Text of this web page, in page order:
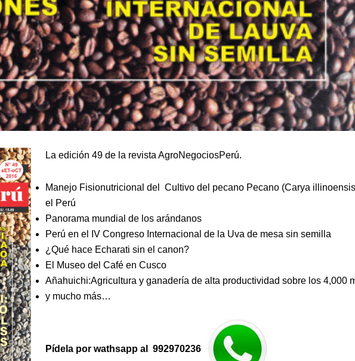
La edición 49 de la revista AgroNegociosPerú.
Manejo Fisionutricional del Cultivo del pecano Pecano (Carya
el Perú
Panorama mundial de los arándanos
Perú en el IV Congreso Internacional de la Uva de mesa sin semilla
¿Qué hace Echarati sin el canon?
El Museo del Café en Cusco
Añahuichi:Agricultura y ganadería de alta productividad sobre los 4,000
y mucho más…
Pídela por wathsapp al 992970236